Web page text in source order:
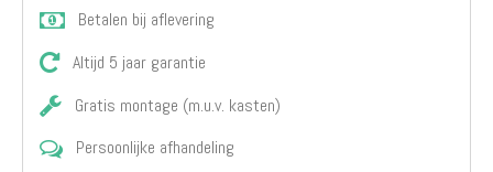
Betalen bij aflevering
Altijd 5 jaar garantie
Gratis montage (m.u.v. kasten)
Persoonlijke afhandeling